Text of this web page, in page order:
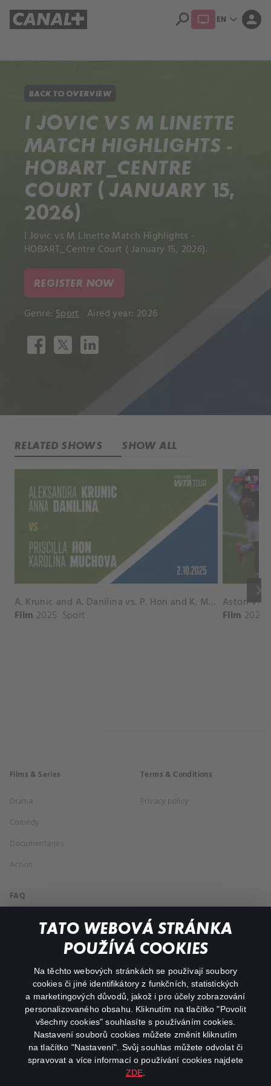
TATO WEBOVÁ STRÁNKA
POUŽÍVÁ COOKIES
Na těchto webových stránkách se používají soubory
cookies či jiné identifikátory z funkčních, statistických
a marketingových důvodů, jakož i pro účely zobrazování
personalizovaného obsahu. Kliknutím na tlačítko "Povolit
všechny cookies" souhlasíte s používáním cookies.
Nastavení souborů cookies můžete změnit kliknutím
na tlačítko "Nastavení". Svůj souhlas můžete odvolat či
spravovat a více informací o používání cookies najdete
ZDE
search EN expand_more person
BACK TO OVERVIEW
I JOVIC VS M LINETTE
MATCH HIGHLIGHTS -
HOBART_CENTRE
COURT ( JANUARY 15,
2026)
I Jovic vs M Linette Match Highlights -
HOBART_Centre Court ( January 15, 2026).
REGISTER NOW
Genre: Sport Aired year: 2026
RELATED SHOWS SHOW ALL
keyboard_arrow_right
A. Krunic and A. Danilina vs. P. Hon and K. Muchova Match Highlights - BEIJING_Capital Group Diamond ( October 02, 2025)
Film 2025 Sport Film 2026
Films & Series
Drama
Comedy
Documentaries
Action
Terms & Conditions
Privacy policy
FAQ
My profile
facebookinstagram
youtube